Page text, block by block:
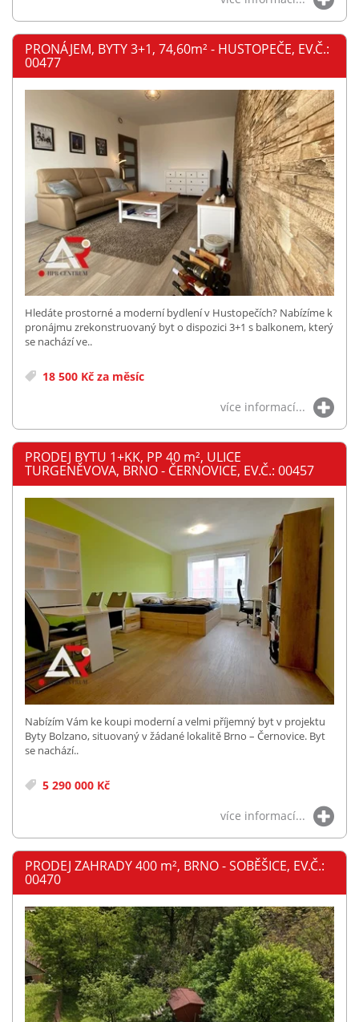
PRONÁJEM, BYTY 3+1, 74,60m² - HUSTOPEČE, EV.Č.:
00477
Hledáte prostorné a moderní bydlení v Hustopečích? Nabízíme k
pronájmu zrekonstruovaný byt o dispozici 3+1 s balkonem, který
se nachází ve..
18 500 Kč za měsíc
více informací...
PRODEJ BYTU 1+KK, PP 40 m², ULICE
TURGENĚVOVA, BRNO - ČERNOVICE, EV.Č.: 00457
Nabízím Vám ke koupi moderní a velmi příjemný byt v projektu
Byty Bolzano, situovaný v žádané lokalitě Brno – Černovice. Byt
se nachází..
5 290 000 Kč
více informací...
PRODEJ ZAHRADY 400 m², BRNO - SOBĚŠICE, EV.Č.:
00470